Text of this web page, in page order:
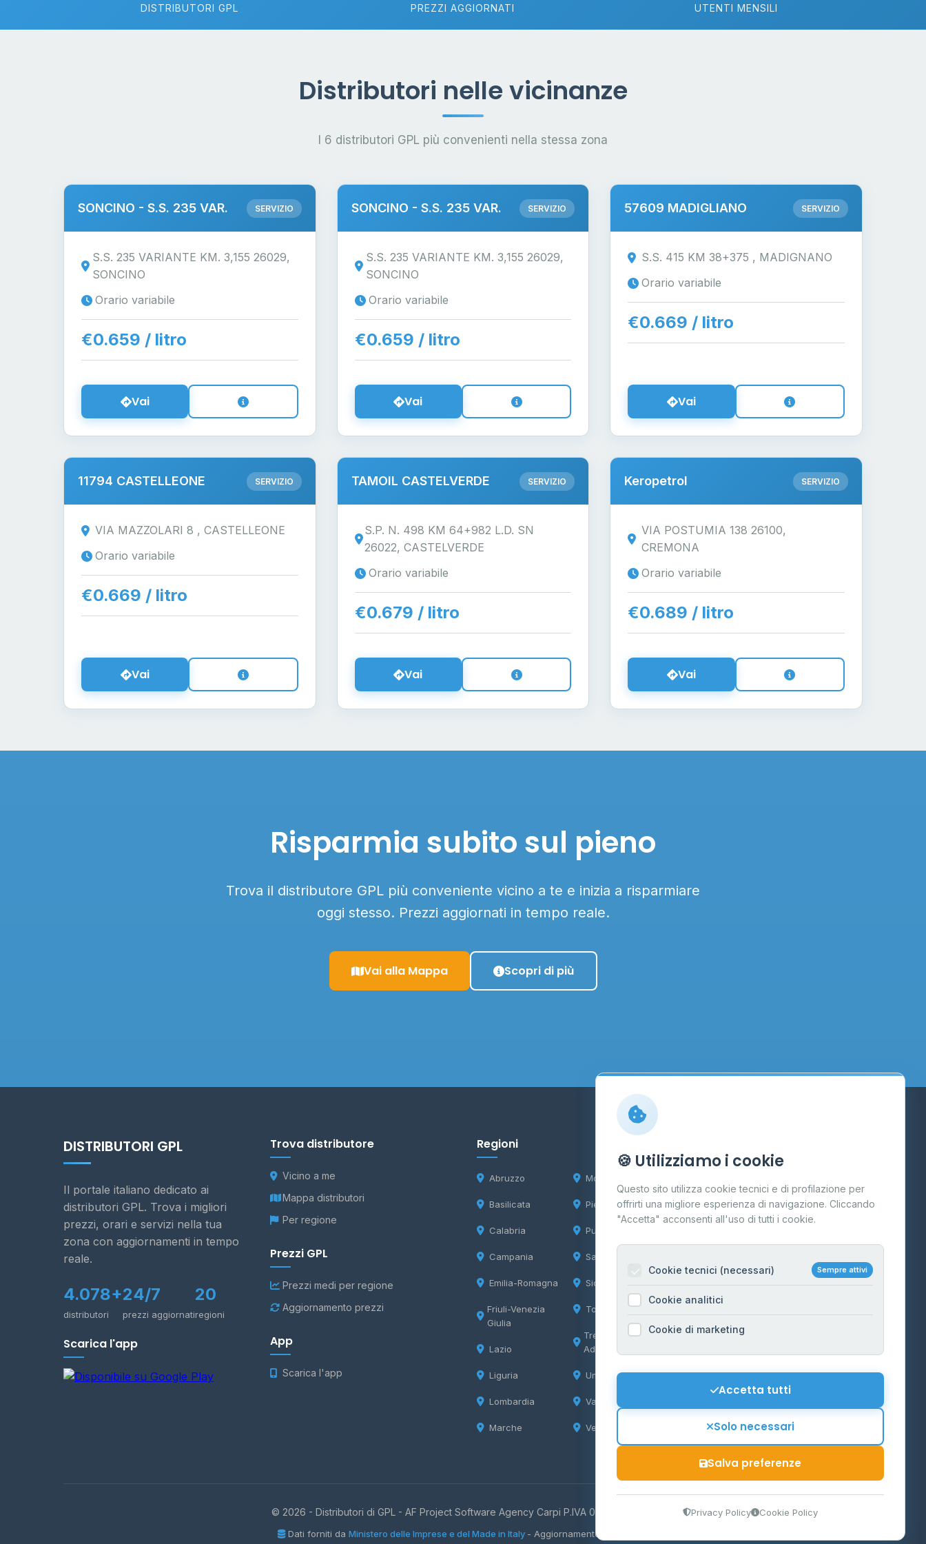
DISTRIBUTORI GPL PREZZI AGGIORNATI UTENTI MENSILI
Distributori nelle vicinanze
I 6 distributori GPL più convenienti nella stessa zona
SONCINO - S.S. 235 VAR. SERVIZIO
S.S. 235 VARIANTE KM. 3,155 26029,
SONCINO
Orario variabile
€0.659 / litro
Vai
SONCINO - S.S. 235 VAR. SERVIZIO
S.S. 235 VARIANTE KM. 3,155 26029,
SONCINO
Orario variabile
€0.659 / litro
Vai
57609 MADIGLIANO SERVIZIO
S.S. 415 KM 38+375 , MADIGNANO
Orario variabile
€0.669 / litro
Vai
11794 CASTELLEONE SERVIZIO
VIA MAZZOLARI 8 , CASTELLEONE
Orario variabile
€0.669 / litro
Vai
TAMOIL CASTELVERDE SERVIZIO
S.P. N. 498 KM 64+982 L.D. SN
26022, CASTELVERDE
Orario variabile
€0.679 / litro
Vai
Keropetrol SERVIZIO
VIA POSTUMIA 138 26100,
CREMONA
Orario variabile
€0.689 / litro
Vai
Risparmia subito sul pieno
Trova il distributore GPL più conveniente vicino a te e inizia a risparmiare
oggi stesso. Prezzi aggiornati in tempo reale.
Vai alla Mappa Scopri di più
DISTRIBUTORI GPL
Il portale italiano dedicato ai
distributori GPL. Trova i migliori
prezzi, orari e servizi nella tua
zona con aggiornamenti in tempo
reale.
4.078+
distributori
24/7
prezzi aggiornati
20
regioni
Scarica l'app
Trova distributore
Vicino a me
Mappa distributori
Per regione
Prezzi GPL
Prezzi medi per regione
Aggiornamento prezzi
App
Scarica l'app
Regioni
Abruzzo
Basilicata
Calabria
Campania
Emilia-Romagna
Friuli-Venezia
Giulia
Lazio
Liguria
Lombardia
Marche
Molise
Piemonte
Puglia
Sardegna
Sicilia
Toscana
Trentino-Alto
Adige
Umbria
Valle d'Aosta
Veneto
Contatti
Per gestori
Informazioni legali
Privacy Policy
Cookie Policy
Mappa del sito
Contattaci
© 2026 - Distributori di GPL - AF Project Software Agency Carpi P.IVA 03859300364
Dati forniti da Ministero delle Imprese e del Made in Italy - Aggiornamento quotidiano
🍪 Utilizziamo i cookie
Questo sito utilizza cookie tecnici e di profilazione per
offrirti una migliore esperienza di navigazione. Cliccando
"Accetta" acconsenti all'uso di tutti i cookie.
Cookie tecnici (necessari) Sempre attivi
Cookie analitici
Cookie di marketing
Accetta tutti
Solo necessari
Salva preferenze
Privacy Policy Cookie Policy